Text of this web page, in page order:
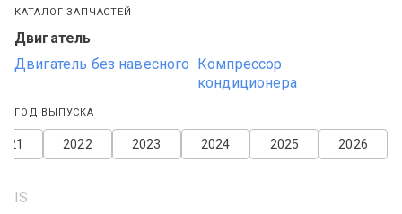
КАТАЛОГ ЗАПЧАСТЕЙ
Двигатель
Двигатель без навесного Компрессор
кондиционера
ГОД ВЫПУСКА
2026
2025
2024
2023
2022
IS